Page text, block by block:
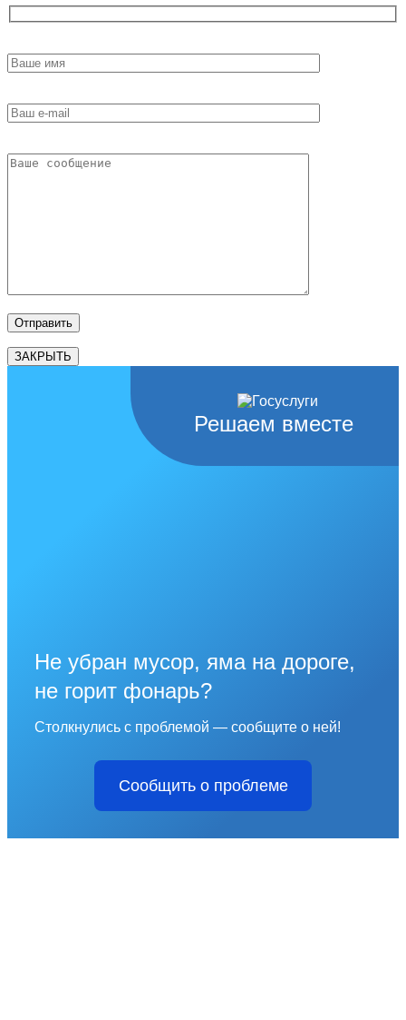
ЗАКРЫТЬ
Решаем вместе
Не убран мусор, яма на дороге,
не горит фонарь?
Столкнулись с проблемой — сообщите о ней!
Сообщить о проблеме